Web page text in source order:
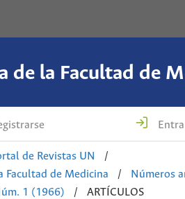
de la Facultad de
de Revistas UN
/
Facultad de Medicina
/
Números
1 (1966) / ARTÍCULOS